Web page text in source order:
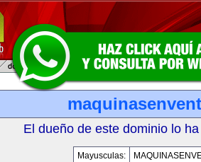
El dueño de este dominio lo
Mayusculas: